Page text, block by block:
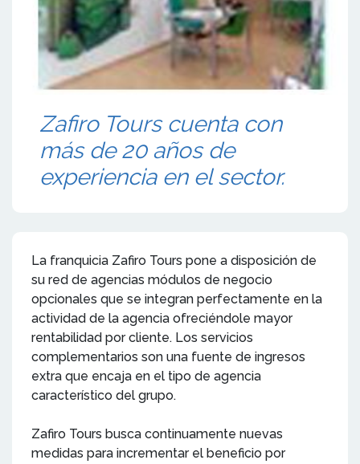
Zafiro Tours cuenta con
más de 20 años de
experiencia en el sector.
La franquicia Zafiro Tours pone a disposición de
su red de agencias módulos de negocio
opcionales que se integran perfectamente en la
actividad de la agencia ofreciéndole mayor
rentabilidad por cliente. Los servicios
complementarios son una fuente de ingresos
extra que encaja en el tipo de agencia
característico del grupo.
Zafiro Tours busca continuamente nuevas
medidas para incrementar el beneficio por